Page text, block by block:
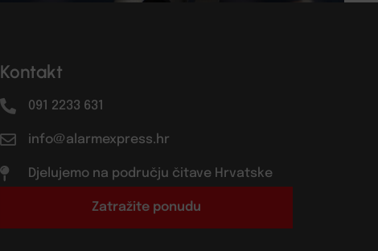
Kontakt
091 2233 631
info@alarmexpress.hr
Djelujemo na području čitave Hrvatske
Zatražite ponudu